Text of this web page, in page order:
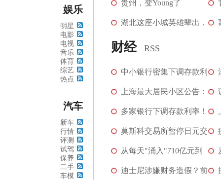
娱乐
明星
电影
电视
音乐
体育
综艺
热点
汽车
新车
行情
评测
试驾
保养
二手
车模
[图]
教师创作5000平...
贵州，变Young了
湖北这座小城英雄辈出，
三代退役军人书...
财经 RSS
中小银行密集下调存款利
率，年内或再迎...
上海最大居民小区公告：
炒掉物业！广州...[图]
多家银行下调存款利率！
啥信号？[图]
莫斯科交易所暂停日元交
易
从每天"涌入"710亿元到
每天"流出"266亿...
迪士尼涉嫌财务造假？前